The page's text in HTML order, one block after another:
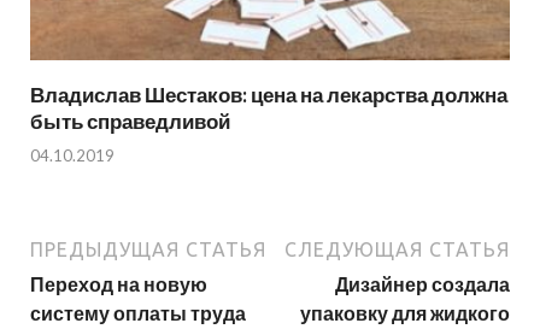
Владислав Шестаков: цена на лекарства должна
быть справедливой
04.10.2019
ПРЕДЫДУЩАЯ СТАТЬЯ
Переход на новую
систему оплаты труда
СЛЕДУЮЩАЯ СТАТЬЯ
Дизайнер создала
упаковку для жидкого